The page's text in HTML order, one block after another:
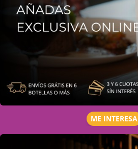
ME INTERESA